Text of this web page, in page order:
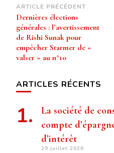
Navigation
d’article
ARTICLE PRÉCÉDENT
Dernières élections
générales : l’avertissement
de Rishi Sunak pour
empêcher Starmer de «
valser » au n°10
ARTICLES RÉCENTS
La société de
compte
d’intérêt
29 juillet 2026